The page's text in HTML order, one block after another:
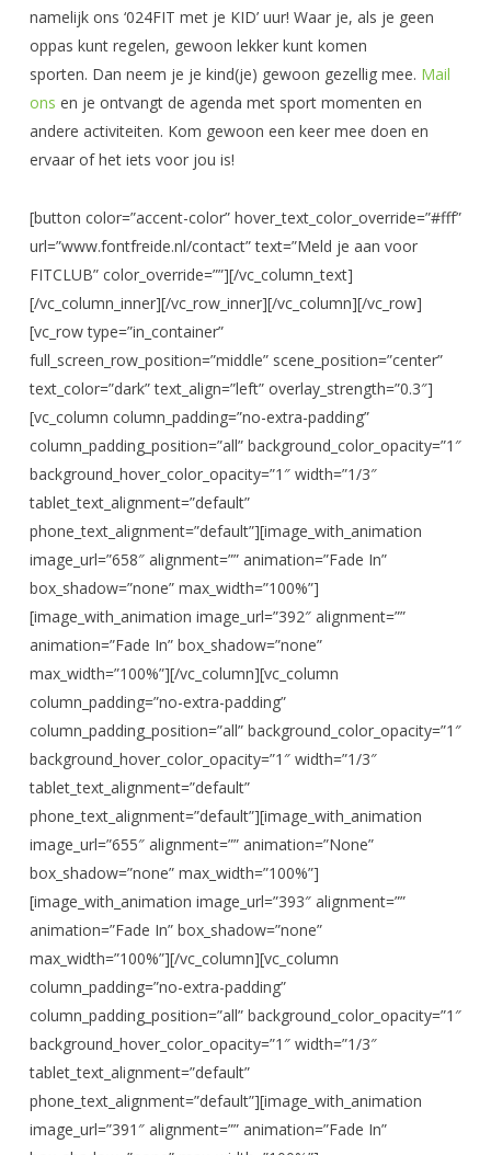
namelijk ons ‘024FIT met je KID’ uur! Waar je, als je geen
oppas kunt regelen, gewoon lekker kunt komen
sporten. Dan neem je je kind(je) gewoon gezellig mee. Mail
ons en je ontvangt de agenda met sport momenten en
andere activiteiten. Kom gewoon een keer mee doen en
ervaar of het iets voor jou is!
[button color=”accent-color” hover_text_color_override=”#fff”
url=”www.fontfreide.nl/contact” text=”Meld je aan voor
FITCLUB” color_override=””][/vc_column_text]
[/vc_column_inner][/vc_row_inner][/vc_column][/vc_row]
[vc_row type=”in_container”
full_screen_row_position=”middle” scene_position=”center”
text_color=”dark” text_align=”left” overlay_strength=”0.3″]
[vc_column column_padding=”no-extra-padding”
column_padding_position=”all” background_color_opacity=”1″
background_hover_color_opacity=”1″ width=”1/3″
tablet_text_alignment=”default”
phone_text_alignment=”default”][image_with_animation
image_url=”658″ alignment=”” animation=”Fade In”
box_shadow=”none” max_width=”100%”]
[image_with_animation image_url=”392″ alignment=””
animation=”Fade In” box_shadow=”none”
max_width=”100%”][/vc_column][vc_column
column_padding=”no-extra-padding”
column_padding_position=”all” background_color_opacity=”1″
background_hover_color_opacity=”1″ width=”1/3″
tablet_text_alignment=”default”
phone_text_alignment=”default”][image_with_animation
image_url=”655″ alignment=”” animation=”None”
box_shadow=”none” max_width=”100%”]
[image_with_animation image_url=”393″ alignment=””
animation=”Fade In” box_shadow=”none”
max_width=”100%”][/vc_column][vc_column
column_padding=”no-extra-padding”
column_padding_position=”all” background_color_opacity=”1″
background_hover_color_opacity=”1″ width=”1/3″
tablet_text_alignment=”default”
phone_text_alignment=”default”][image_with_animation
image_url=”391″ alignment=”” animation=”Fade In”